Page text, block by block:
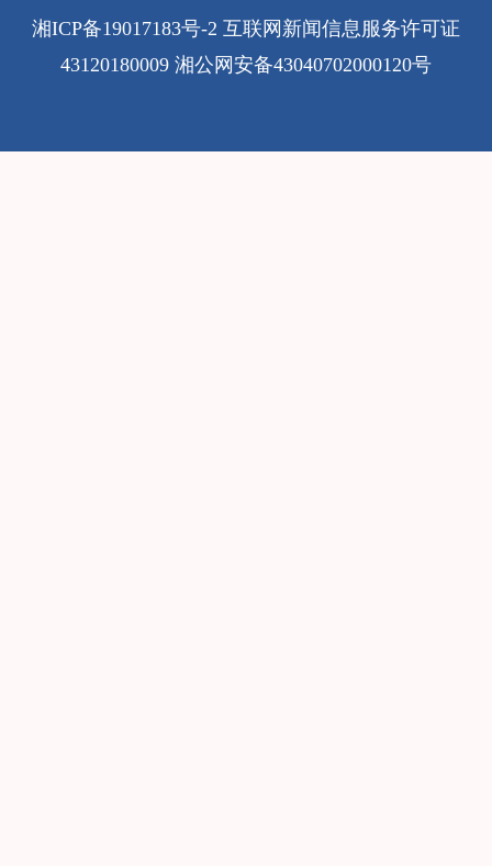
湘ICP备19017183号-2 互联网新闻信息服务许可证
43120180009 湘公网安备43040702000120号